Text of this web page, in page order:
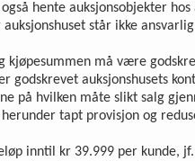
hente auksjonsobjekter
står ikke
kjøpesummen må være
godskrevet auksjonshusets
på hvilken måte slikt salg
tapt provisjon og
inntil kr 39.999 per kunde,